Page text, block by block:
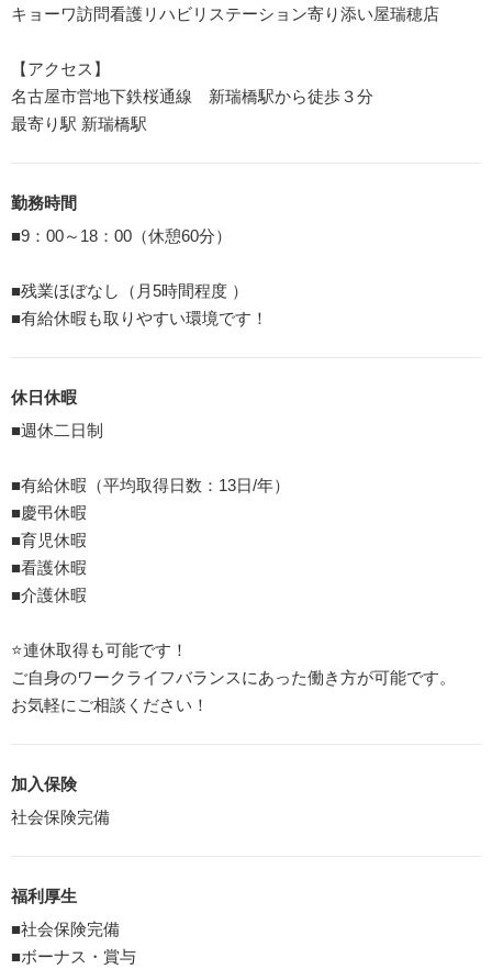
キョーワ訪問看護リハビリステーション寄り添い屋瑞穂店
【アクセス】
名古屋市営地下鉄桜通線 新瑞橋駅から徒歩３分
最寄り駅 新瑞橋駅
勤務時間
■9：00～18：00（休憩60分）
■残業ほぼなし（月5時間程度 ）
■有給休暇も取りやすい環境です！
休日休暇
■週休二日制
■有給休暇（平均取得日数：13日/年）
■慶弔休暇
■育児休暇
■看護休暇
■介護休暇
⭐️連休取得も可能です！
ご自身のワークライフバランスにあった働き方が可能です。
お気軽にご相談ください！
加入保険
社会保険完備
福利厚生
■社会保険完備
■ボーナス・賞与